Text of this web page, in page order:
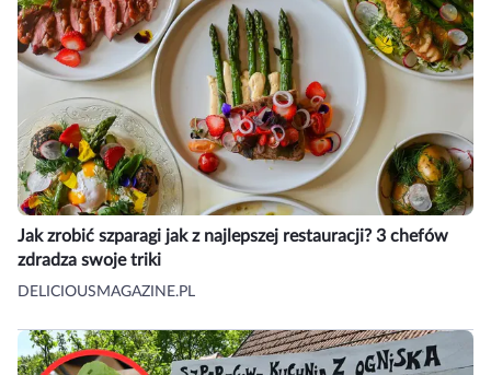
Jak zrobić szparagi jak z najlepszej restauracji? 3 chefów
zdradza swoje triki
DELICIOUSMAGAZINE.PL